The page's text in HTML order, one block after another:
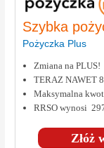
Szybka
Pożyczka Plus
Złóż
Zmiana na PLUS!
TERAZ NAWET
Maksymalna
RRSO wynosi